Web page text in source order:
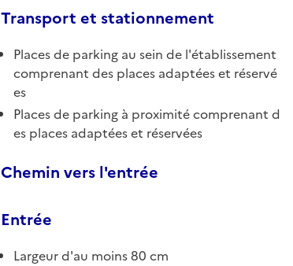
Transport et stationnement
Places de parking au sein de l'établissement
comprenant des places adaptées et réservé
es
Places de parking à proximité comprenant d
es places adaptées et réservées
Chemin vers l'entrée
Entrée
Largeur d'au moins 80 cm